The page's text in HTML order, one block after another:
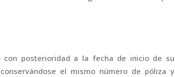
con posterioridad a la fecha de inicio de su
el mismo número de póliza y